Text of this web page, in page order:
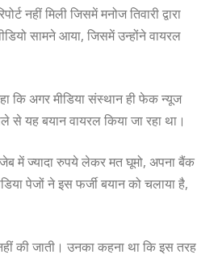
नहीं मिली जिसमें मनोज तिवारी द्वारा
सामने आया, जिसमें उन्होंने वायरल
कि अगर मीडिया संस्थान ही फेक न्यूज
यह बयान वायरल किया जा रहा था।
जेब में ज्यादा रुपये लेकर मत घूमो, अपना बैंक
पेजों ने इस फर्जी बयान को चलाया है,
की जाती। उनका कहना था कि इस तरह